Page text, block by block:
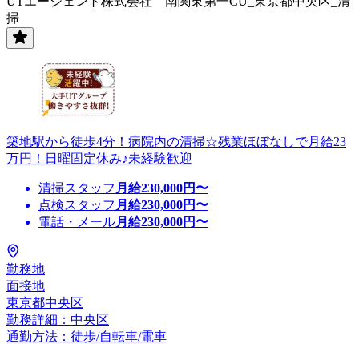
掃
築地駅から徒歩4分！病院内の清掃☆残業ほぼなしで月給23
万円！日曜固定休み♪未経験歓迎
清掃スタッフ 月給230,000円〜
点検スタッフ 月給230,000円〜
電話・メール月給230,000円〜
勤務地
面接地
東京都中央区
勤務詳細：中央区
通勤方法：徒歩/自転車/電車